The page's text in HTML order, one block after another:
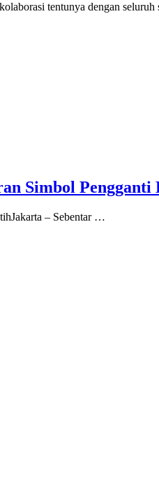
tentunya dengan
Simbol
– Sebentar …